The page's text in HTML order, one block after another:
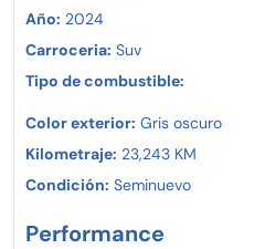
Año: 2024
Carroceria: Suv
Tipo de combustible:
Color exterior: Gris oscuro
Kilometraje: 23,243 KM
Condición: Seminuevo
Performance